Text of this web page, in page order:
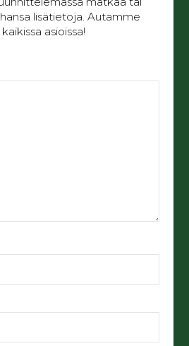
lisätietoja. Autamme
asioissa!